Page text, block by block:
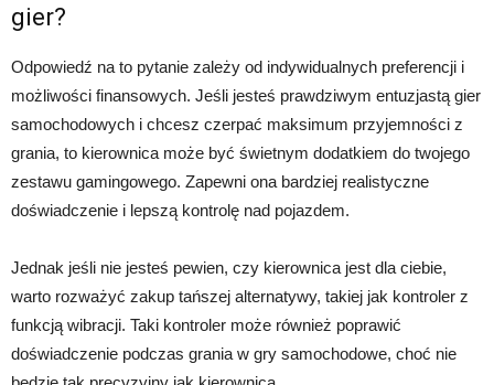
gier?
Odpowiedź na to pytanie zależy od indywidualnych preferencji i
możliwości finansowych. Jeśli jesteś prawdziwym entuzjastą gier
samochodowych i chcesz czerpać maksimum przyjemności z
grania, to kierownica może być świetnym dodatkiem do twojego
zestawu gamingowego. Zapewni ona bardziej realistyczne
doświadczenie i lepszą kontrolę nad pojazdem.
Jednak jeśli nie jesteś pewien, czy kierownica jest dla ciebie,
warto rozważyć zakup tańszej alternatywy, takiej jak kontroler z
funkcją wibracji. Taki kontroler może również poprawić
doświadczenie podczas grania w gry samochodowe, choć nie